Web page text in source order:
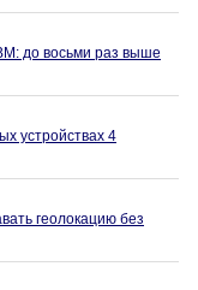
до восьми раз выше
устройствах 4
геолокацию без